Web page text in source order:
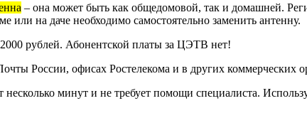
– она может быть как общедомовой, так и домашней.
или на даче необходимо самостоятельно заменить антенну.
рублей. Абонентской платы за ЦЭТВ нет!
России, офисах Ростелекома и в других коммерческих
минут и не требует помощи специалиста.